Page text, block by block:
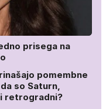
prisega na
pomembne
so Saturn,
retrogradni?